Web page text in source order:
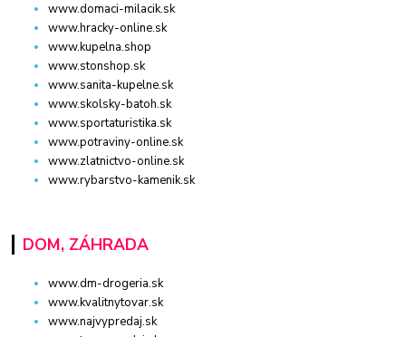
www.domaci-milacik.sk
www.hracky-online.sk
www.kupelna.shop
www.stonshop.sk
www.sanita-kupelne.sk
www.skolsky-batoh.sk
www.sportaturistika.sk
www.potraviny-online.sk
www.zlatnictvo-online.sk
www.rybarstvo-kamenik.sk
DOM, ZÁHRADA
www.dm-drogeria.sk
www.kvalitnytovar.sk
www.najvypredaj.sk